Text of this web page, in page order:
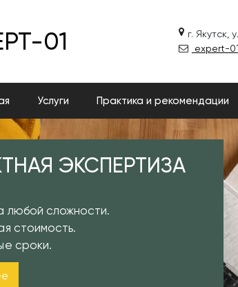
01
г. Якутск,
expert-
Услуги Практика и рекомендации
ЭКСПЕРТИЗА
любой сложности.
стоимость.
сроки.